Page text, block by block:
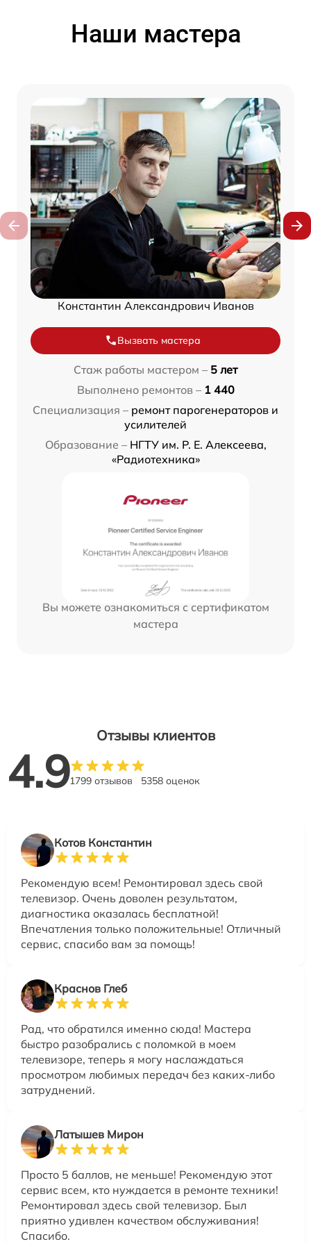
Наши мастера
Константин Александрович Иванов
Вызвать мастера
Стаж работы мастером – 5 лет
Выполнено ремонтов – 1 440
Специализация – ремонт парогенераторов и
усилителей
Образование – НГТУ им. Р. Е. Алексеева,
«Радиотехника»
Вы можете ознакомиться с сертификатом
мастера
Отзывы клиентов
4.91799 отзывов 5358 оценок
Котов Константин
Рекомендую всем! Ремонтировал здесь свой
телевизор. Очень доволен результатом,
диагностика оказалась бесплатной!
Впечатления только положительные! Отличный
сервис, спасибо вам за помощь!
Краснов Глеб
Рад, что обратился именно сюда! Мастера
быстро разобрались с поломкой в моем
телевизоре, теперь я могу наслаждаться
просмотром любимых передач без каких-либо
затруднений.
Латышев Мирон
Просто 5 баллов, не меньше! Рекомендую этот
сервис всем, кто нуждается в ремонте техники!
Ремонтировал здесь свой телевизор. Был
приятно удивлен качеством обслуживания!
Спасибо.